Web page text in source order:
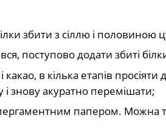
збити з сіллю і половиною
поступово додати збиті
в кілька етапів
знову акуратно перемішати;
папером. Можна